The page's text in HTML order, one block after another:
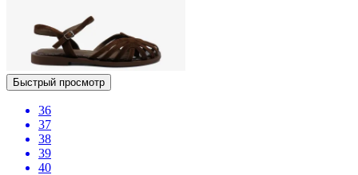
Быстрый просмотр
36
37
38
39
40